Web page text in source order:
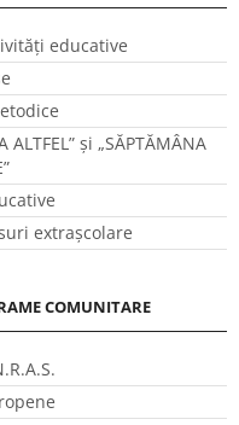
educative
și „SĂPTĂMÂNA
extraşcolare
COMUNITARE